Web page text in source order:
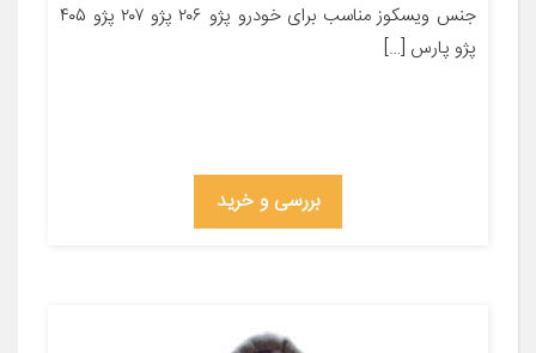
جنس ویسکوز مناسب برای خودرو پژو ۲۰۶ پژو ۲۰۷ پژو ۴۰۵
پژو پارس […]
بررسی و خرید